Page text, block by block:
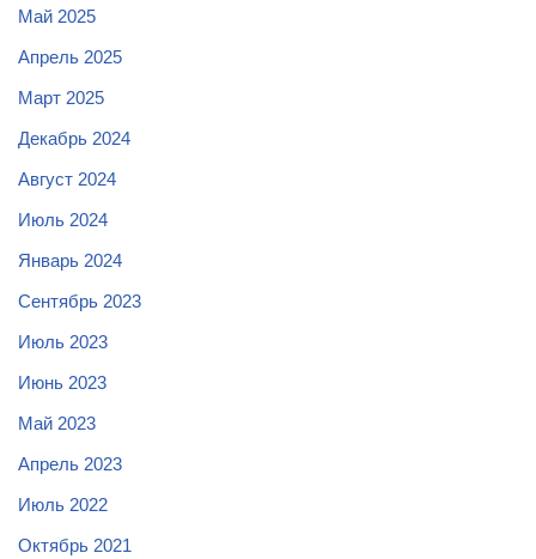
Май 2025
Апрель 2025
Март 2025
Декабрь 2024
Август 2024
Июль 2024
Январь 2024
Сентябрь 2023
Июль 2023
Июнь 2023
Май 2023
Апрель 2023
Июль 2022
Октябрь 2021